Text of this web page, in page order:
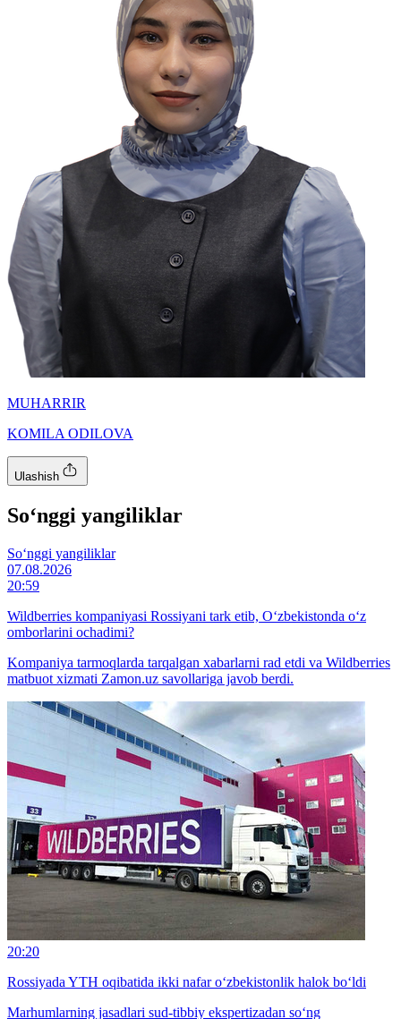
MUHARRIR
KOMILA ODILOVA
Ulashish
So‘nggi yangiliklar
So‘nggi yangiliklar
07.08.2026
20:59
Wildberries kompaniyasi Rossiyani tark etib, O‘zbekistonda o‘z
omborlarini ochadimi?
Kompaniya tarmoqlarda tarqalgan xabarlarni rad etdi va Wildberries
matbuot xizmati Zamon.uz savollariga javob berdi.
20:20
Rossiyada YTH oqibatida ikki nafar o‘zbekistonlik halok bo‘ldi
Marhumlarning jasadlari sud-tibbiy ekspertizadan so‘ng